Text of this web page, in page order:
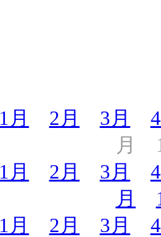
1月 2月 3月
月
1月 2月 3月
月
1月 2月 3月